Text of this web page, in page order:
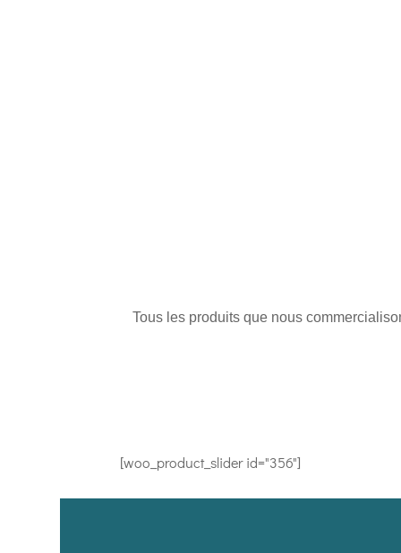
Tous les produits que nous
[woo_product_slider id="356"]